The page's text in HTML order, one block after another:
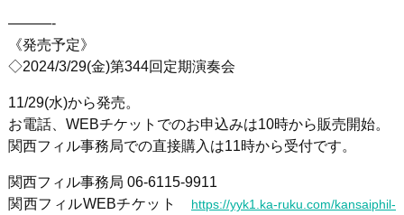
———-
《発売予定》
◇2024/3/29(金)第344回定期演奏会
11/29(水)から発売。
お電話、WEBチケットでのお申込みは10時から販売開始。
関西フィル事務局での直接購入は11時から受付です。
関西フィル事務局 06-6115-9911
関西フィルWEBチケット https://yyk1.ka-ruku.com/kansaiphil-